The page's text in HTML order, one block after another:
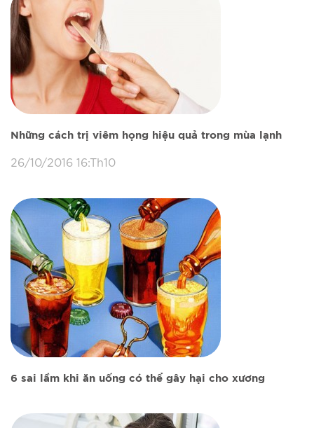
Những cách trị viêm họng hiệu quả trong mùa lạnh
26/10/2016 16:Th10
6 sai lầm khi ăn uống có thể gây hại cho xương